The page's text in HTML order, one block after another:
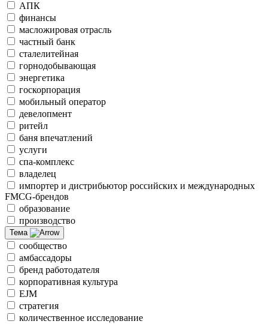
АПК
финансы
масложировая отрасль
частный банк
сталелитейная
горнодобывающая
энергетика
госкорпорация
мобильный оператор
девелопмент
ритейл
баня впечатлений
услуги
спа-комплекс
владелец
импортер и дистрибьютор российских и международных
FMCG-брендов
образование
производство
Тема
сообщество
амбассадоры
бренд работодателя
корпоративная культура
EJM
стратегия
количественное исследование